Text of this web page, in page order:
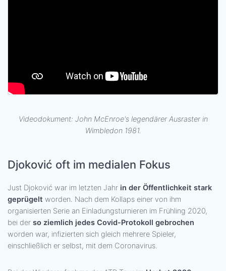
Videodokument: John McEnroe's legendärer Ausraster in
Wimbledon 1981.
Djoković oft im medialen Fokus
Just Djoković war im letzten Jahr in der Öffentlichkeit stark
geprügelt worden. Nach dem Kollaps einer von ihm
organisierten Serie an Einladungsturnieren im Frühling 2020,
bei der so ziemlich jedes Covid-Protokoll gebrochen
worden war, infizierten sich gleich mehrere Spieler,
einschließlich er selbst, mit dem Coronavirus.